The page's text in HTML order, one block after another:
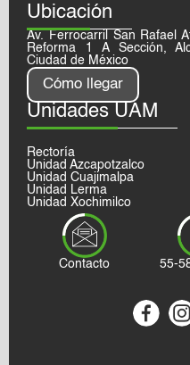
Ubicación
Av. Ferrocarril San Rafael
Reforma 1 A Sección,
Ciudad de México
Cómo llegar
Unidades UAM
Rectoría
Unidad Azcapotzalco
Unidad Cuajimalpa
Unidad Lerma
Unidad Xochimilco
Contacto 55-